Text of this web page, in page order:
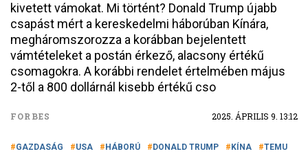
kivetett vámokat. Mi történt? Donald Trump újabb
csapást mért a kereskedelmi háborúban Kínára,
megháromszorozza a korábban bejelentett
vámtételeket a postán érkező, alacsony értékű
csomagokra. A korábbi rendelet értelmében május
2-től a 800 dollárnál kisebb értékű cso
FORBES 2025. ÁPRILIS 9. 13:12
GAZDASÁG USA HÁBORÚ DONALD TRUMP KÍNA TEMU